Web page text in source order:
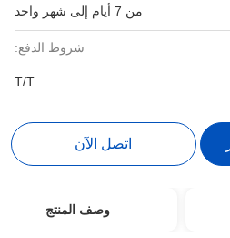
من 7 أيام إلى شهر واحد
شروط الدفع:
T/T
اتصل الآن
وصف المنتج